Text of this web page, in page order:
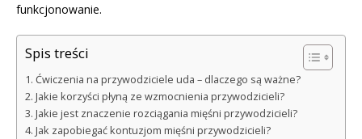
funkcjonowanie.
Spis treści
Ćwiczenia na przywodziciele uda – dlaczego są ważne?
Jakie korzyści płyną ze wzmocnienia przywodzicieli?
Jakie jest znaczenie rozciągania mięśni przywodzicieli?
Jak zapobiegać kontuzjom mięśni przywodzicieli?